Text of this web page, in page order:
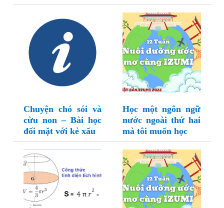
Chuyện chó sói và
cừu non – Bài học
đối mặt với kẻ xấu
Học một ngôn ngữ
nước ngoài thứ hai
mà tôi muốn học